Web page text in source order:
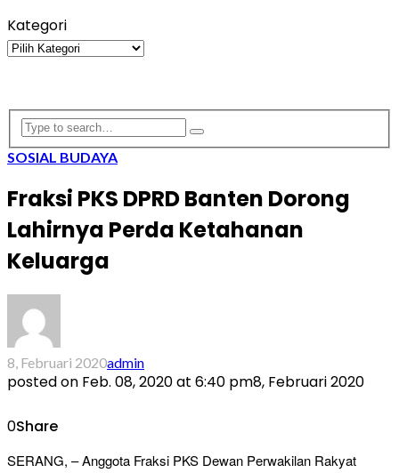
Kategori
Kategori
SOSIAL BUDAYA
Fraksi PKS DPRD Banten Dorong
Lahirnya Perda Ketahanan
Keluarga
8, Februari 2020admin
posted on Feb. 08, 2020 at 6:40 pm8, Februari 2020
0Share
SERANG, – Anggota Fraksi PKS Dewan Perwakilan Rakyat